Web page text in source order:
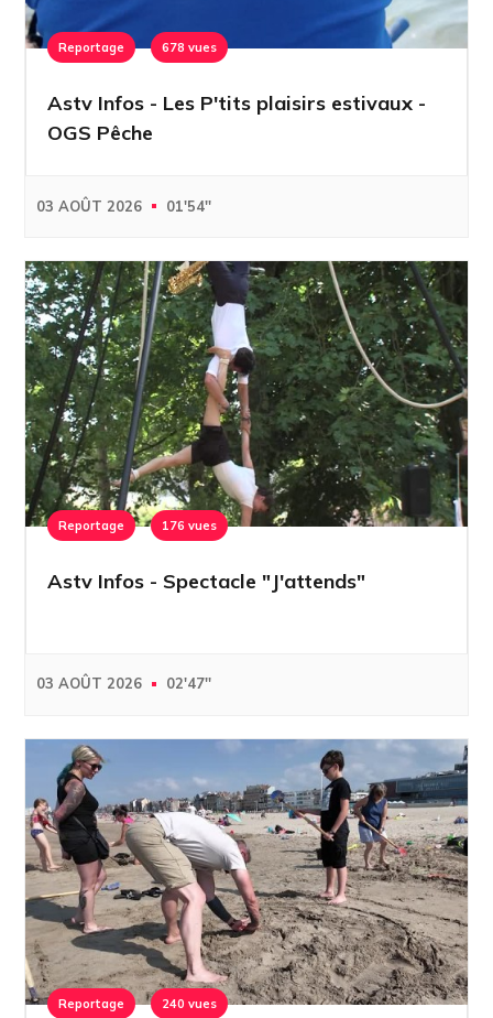
Reportage 678 vues
Astv Infos - Les P'tits plaisirs estivaux -
OGS Pêche
03 AOÛT 2026 01'54''
Reportage 176 vues
Astv Infos - Spectacle "J'attends"
03 AOÛT 2026 02'47''
Reportage 240 vues